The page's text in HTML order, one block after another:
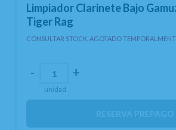
Limpiador Clarinete Bajo
Tiger Rag
CONSULTAR STOCK. AGOTADO
- +
unidad
RESERVA PREPAGO